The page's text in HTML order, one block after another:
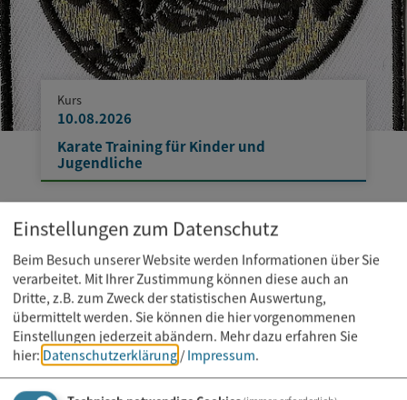
Kurs
10.08.2026
Karate Training für Kinder und
Jugendliche
Einstellungen zum Datenschutz
Beim Besuch unserer Website werden Informationen über Sie
verarbeitet. Mit Ihrer Zustimmung können diese auch an
Dritte, z.B. zum Zweck der statistischen Auswertung,
übermittelt werden. Sie können die hier vorgenommenen
Einstellungen jederzeit abändern. Mehr dazu erfahren Sie
hier: Datenschutzerklärung / Impressum.